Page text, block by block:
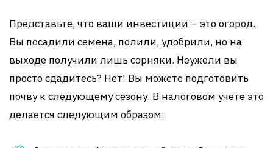
Представьте, что ваши инвестиции – это огород.
Вы посадили семена, полили, удобрили, но на
выходе получили лишь сорняки. Неужели вы
просто сдадитесь? Нет! Вы можете подготовить
почву к следующему сезону. В налоговом учете это
делается следующим образом: